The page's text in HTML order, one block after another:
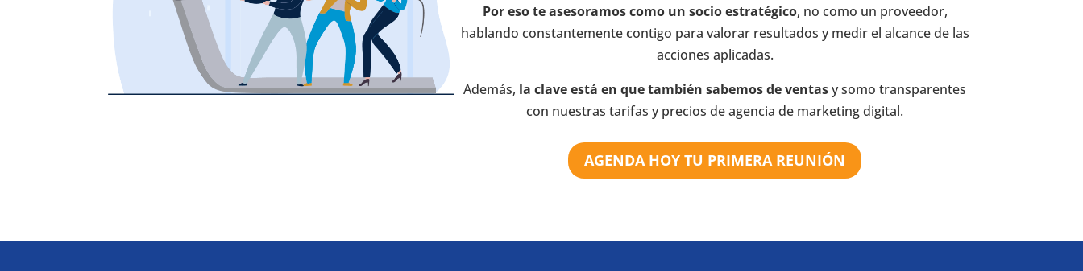
Por eso te asesoramos como un socio estratégico, no como un proveedor,
hablando constantemente contigo para valorar resultados y medir el alcance de las
acciones aplicadas.
Además, la clave está en que también sabemos de ventasy somo transparentes
con nuestras tarifas y precios de agencia de marketing digital.
AGENDA HOY TU PRIMERA REUNIÓN